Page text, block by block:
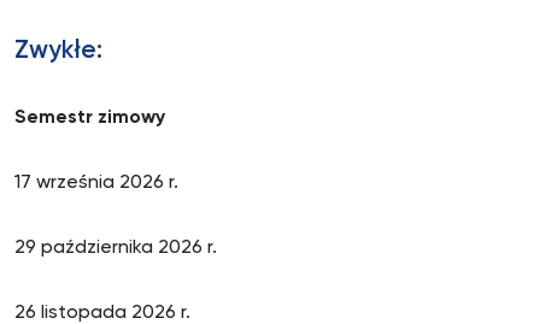
Zwykłe:
Semestr zimowy
17 września 2026 r.
29 października 2026 r.
26 listopada 2026 r.